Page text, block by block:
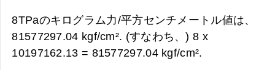
8TPaのキログラム力/平方センチメートル値は、
81577297.04 kgf/cm². (すなわち、) 8 x
10197162.13 = 81577297.04 kgf/cm².